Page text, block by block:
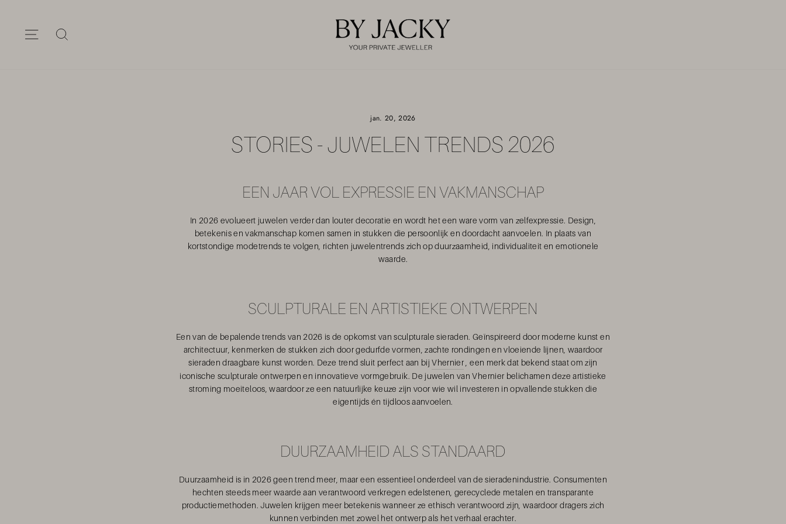
SITE NAVIGATIE
jan. 20, 2026
STORIES - JUWELEN TRENDS 2026
EEN JAAR VOL EXPRESSIE EN VAKMANSCHAP
In 2026 evolueert juwelen verder dan louter decoratie en wordt het een ware vorm van zelfexpressie. Design,
betekenis en vakmanschap komen samen in stukken die persoonlijk en doordacht aanvoelen. In plaats van
kortstondige modetrends te volgen, richten juwelentrends zich op duurzaamheid, individualiteit en emotionele
waarde.
SCULPTURALE EN ARTISTIEKE ONTWERPEN
Een van de bepalende trends van 2026 is de opkomst van sculpturale sieraden. Geïnspireerd door moderne kunst en
architectuur, kenmerken de stukken zich door gedurfde vormen, zachte rondingen en vloeiende lijnen, waardoor
sieraden draagbare kunst worden. Deze trend sluit perfect aan bijVhernier , een merk dat bekend staat om zijn
iconische sculpturale ontwerpen en innovatieve vormgebruik. De juwelen van Vhernier belichamen deze artistieke
stroming moeiteloos, waardoor ze een natuurlijke keuze zijn voor wie wil investeren in opvallende stukken die
eigentijds én tijdloos aanvoelen.
DUURZAAMHEID ALS STANDAARD
Duurzaamheid is in 2026 geen trend meer, maar een essentieel onderdeel van de sieradenindustrie. Consumenten
hechten steeds meer waarde aan verantwoord verkregen edelstenen, gerecyclede metalen en transparante
productiemethoden. Juwelen krijgen meer betekenis wanneer ze ethisch verantwoord zijn, waardoor dragers zich
kunnen verbinden met zowel het ontwerp als het verhaal erachter.